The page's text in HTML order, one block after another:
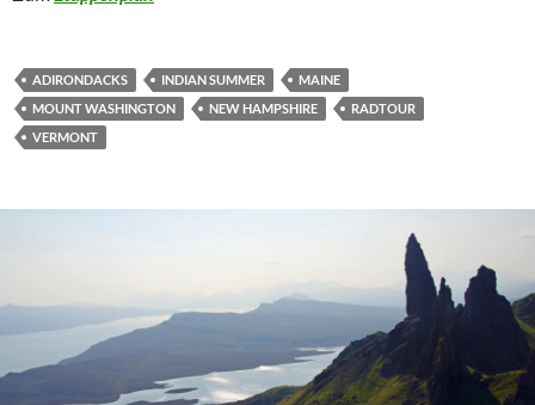
ADIRONDACKS INDIAN SUMMER
MAINE
MOUNT WASHINGTON
NEW HAMPSHIRE
RADTOUR
VERMONT